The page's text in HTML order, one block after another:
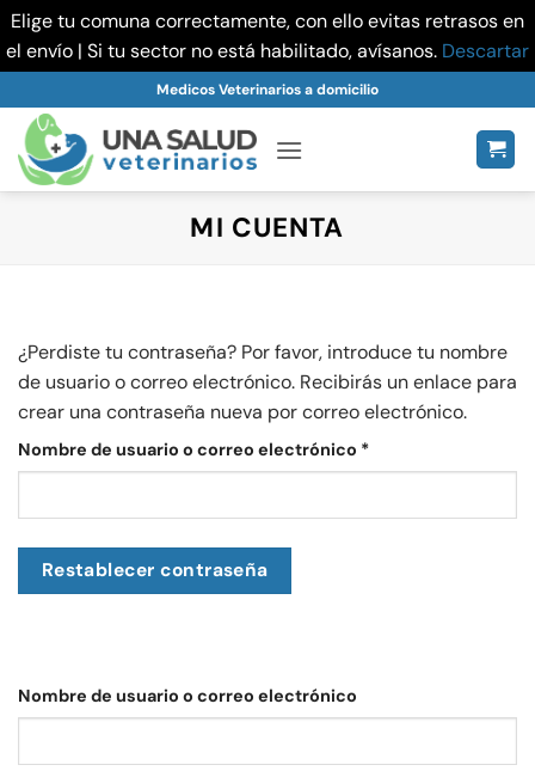
Elige tu comuna correctamente, con ello evitas retrasos en
el envío | Si tu sector no está habilitado, avísanos. Descartar
al
contenido
Medicos Veterinarios a domicilio
MI CUENTA
¿Perdiste tu contraseña? Por favor, introduce tu nombre
de usuario o correo electrónico. Recibirás un enlace para
crear una contraseña nueva por correo electrónico.
Nombre de usuario o correo electrónico *Obligatorio
Restablecer contraseña
Nombre de usuario o correo electrónico